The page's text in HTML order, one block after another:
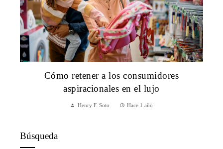
Cómo retener a los consumidores
aspiracionales en el lujo
Henry F. Soto Hace 1 año
Búsqueda